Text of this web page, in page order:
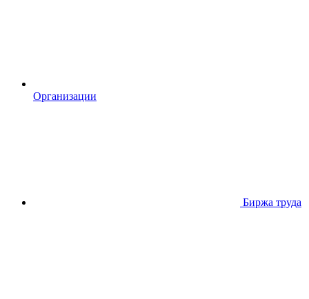
Организации
Биржа труда